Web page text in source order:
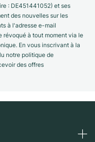
: DE451441052) et ses
des nouvelles sur les
à l'adresse e-mail
révoqué à tout moment via le
En vous inscrivant à la
notre politique de
des offres